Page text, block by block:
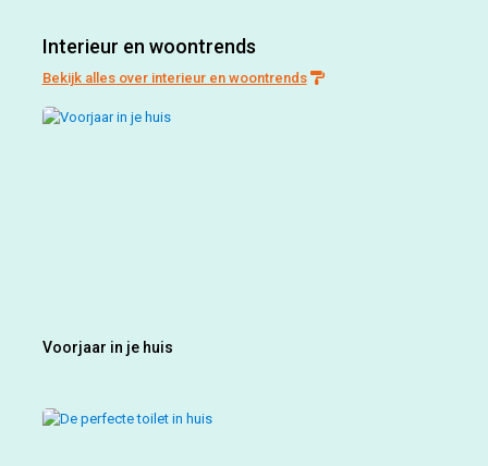
Interieur en woontrends
Bekijk alles over interieur en woontrends
Voorjaar in je huis